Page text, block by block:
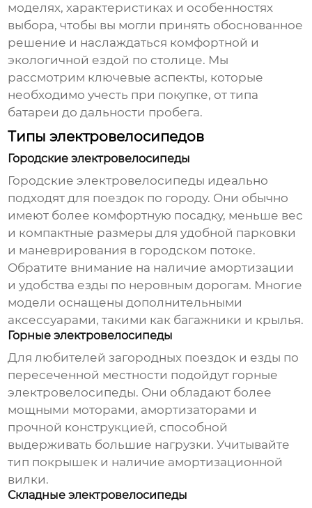
моделях, характеристиках и особенностях
выбора, чтобы вы могли принять обоснованное
решение и наслаждаться комфортной и
экологичной ездой по столице. Мы
рассмотрим ключевые аспекты, которые
необходимо учесть при покупке, от типа
батареи до дальности пробега.
Типы электровелосипедов
Городские электровелосипеды
Городскиеэлектровелосипеды идеально
подходят для поездок по городу. Они обычно
имеют более комфортную посадку, меньше вес
и компактные размеры для удобной парковки
и маневрирования в городском потоке.
Обратите внимание на наличие амортизации
и удобства езды по неровным дорогам. Многие
модели оснащены дополнительными
аксессуарами, такими как багажники и крылья.
Горные электровелосипеды
Для любителей загородных поездок и езды по
пересеченной местности подойдут горные
электровелосипеды. Они обладают более
мощными моторами, амортизаторами и
прочной конструкцией, способной
выдерживать большие нагрузки. Учитывайте
тип покрышек и наличие амортизационной
вилки.
Складные электровелосипеды